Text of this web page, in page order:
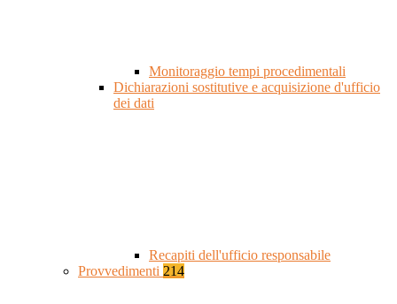
Monitoraggio tempi procedimentali
Dichiarazioni sostitutive e acquisizione d'ufficio
dei dati
Recapiti dell'ufficio responsabile
Provvedimenti 214